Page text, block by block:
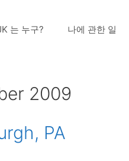
는 누구? 나에 관한 일
2009
PA